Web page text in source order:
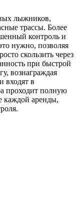
лыжников,
трассы. Более
контроль и
нужно, позволяя
скользить через
при быстрой
вознаграждая
входят в
проходит полную
каждой аренды,